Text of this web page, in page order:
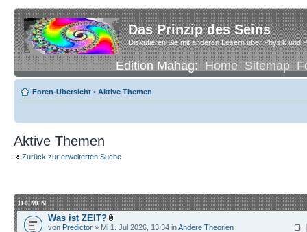
Das Prinzip des Seins
Diskutieren Sie mit anderen Lesern über Physik und
Edition Mahag:Home Sitemap
Foren-Übersicht • Aktive Themen
Aktive Themen
Zurück zur erweiterten Suche
THEMEN
Was ist ZEIT?
von Predictor » Mi 1. Jul 2026, 13:34 inAndere Theorien